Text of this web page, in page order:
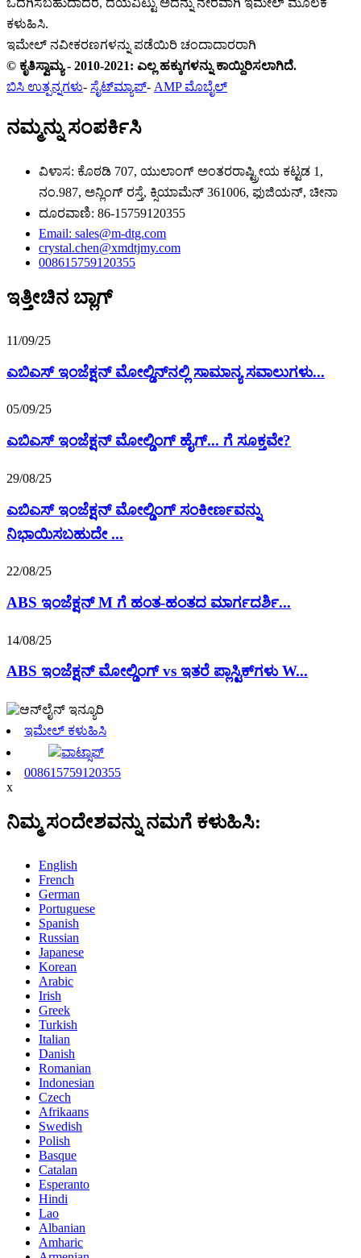
ಒದಗಿಸಬಹುದಾದರೆ, ದಯವಿಟ್ಟು ಅದನ್ನು ನೇರವಾಗಿ ಇಮೇಲ್ ಮೂಲಕ
ಕಳುಹಿಸಿ.
ಇಮೇಲ್ ನವೀಕರಣಗಳನ್ನು ಪಡೆಯಿರಿ ಚಂದಾದಾರರಾಗಿ
© ಕೃತಿಸ್ವಾಮ್ಯ - 2010-2021: ಎಲ್ಲ ಹಕ್ಕುಗಳನ್ನು ಕಾಯ್ದಿರಿಸಲಾಗಿದೆ.
ಬಿಸಿ ಉತ್ಪನ್ನಗಳು- ಸೈಟ್‌ಮ್ಯಾಪ್- AMP ಮೊಬೈಲ್
ನಮ್ಮನ್ನು ಸಂಪರ್ಕಿಸಿ
ವಿಳಾಸ: ಕೊಠಡಿ 707, ಯುಲಾಂಗ್ ಅಂತರರಾಷ್ಟ್ರೀಯ ಕಟ್ಟಡ 1,
ನಂ.987, ಅನ್ಲಿಂಗ್ ರಸ್ತೆ, ಕ್ಸಿಯಾಮೆನ್ 361006, ಫುಜಿಯನ್, ಚೀನಾ
ದೂರವಾಣಿ: 86-15759120355
Email: sales@m-dtg.com
crystal.chen@xmdtjmy.com
008615759120355
ಇತ್ತೀಚಿನ ಬ್ಲಾಗ್
11/09/25
ಎಬಿಎಸ್ ಇಂಜೆಕ್ಷನ್ ಮೋಲ್ಡಿನ್‌ನಲ್ಲಿ ಸಾಮಾನ್ಯ ಸವಾಲುಗಳು...
05/09/25
ಎಬಿಎಸ್ ಇಂಜೆಕ್ಷನ್ ಮೋಲ್ಡಿಂಗ್ ಹೈಗ್... ಗೆ ಸೂಕ್ತವೇ?
29/08/25
ಎಬಿಎಸ್ ಇಂಜೆಕ್ಷನ್ ಮೋಲ್ಡಿಂಗ್ ಸಂಕೀರ್ಣವನ್ನು
ನಿಭಾಯಿಸಬಹುದೇ ...
22/08/25
ABS ಇಂಜೆಕ್ಷನ್ M ಗೆ ಹಂತ-ಹಂತದ ಮಾರ್ಗದರ್ಶಿ...
14/08/25
ABS ಇಂಜೆಕ್ಷನ್ ಮೋಲ್ಡಿಂಗ್ vs ಇತರೆ ಪ್ಲಾಸ್ಟಿಕ್‌ಗಳು W...
ಇಮೇಲ್ ಕಳುಹಿಸಿ
ವಾಟ್ಸಾಪ್
008615759120355
x
ನಿಮ್ಮ ಸಂದೇಶವನ್ನು ನಮಗೆ ಕಳುಹಿಸಿ:
English
French
German
Portuguese
Spanish
Russian
Japanese
Korean
Arabic
Irish
Greek
Turkish
Italian
Danish
Romanian
Indonesian
Czech
Afrikaans
Swedish
Polish
Basque
Catalan
Esperanto
Hindi
Lao
Albanian
Amharic